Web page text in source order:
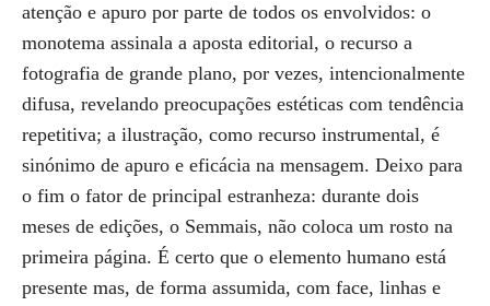
atenção e apuro por parte de todos os envolvidos: o
monotema assinala a aposta editorial, o recurso a
fotografia de grande plano, por vezes, intencionalmente
difusa, revelando preocupações estéticas com tendência
repetitiva; a ilustração, como recurso instrumental, é
sinónimo de apuro e eficácia na mensagem. Deixo para
o fim o fator de principal estranheza: durante dois
meses de edições, o Semmais, não coloca um rosto na
primeira página. É certo que o elemento humano está
presente mas, de forma assumida, com face, linhas e